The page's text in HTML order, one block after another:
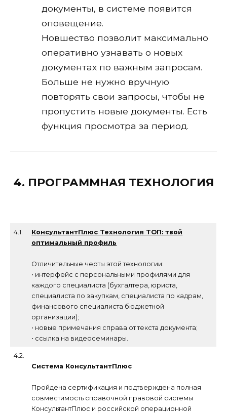
документы, в системе появится
оповещение.
Новшество позволит максимально
оперативно узнавать о новых
документах по важным запросам.
Больше не нужно вручную
повторять свои запросы, чтобы не
пропустить новые документы. Есть
функция просмотра за период.
4. ПРОГРАММНАЯ ТЕХНОЛОГИЯ
4.1.
КонсультантПлюс Технология ТОП: твой
оптимальный профиль
Отличительные черты этой технологии:
• интерфейс с персональными профилями для
каждого специалиста (бухгалтера, юриста,
специалиста по закупкам, специалиста по кадрам,
финансового специалиста бюджетной
организации);
• новые примечания справа от текста документа;
• ссылка на видеосеминары.
4.2.
Система КонсультантПлюс
Пройдена сертификация и подтверждена полная
совместимость справочной правовой системы
КонсультантПлюс и российской операционной